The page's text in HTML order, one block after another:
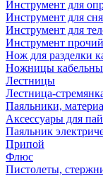
Инструмент для
Инструмент для
Инструмент для
Инструмент прочий
Нож для разделки
Ножницы
Лестницы
Лестница-
Паяльники,
Аксессуары для
Паяльник
Припой
Флюс
Пистолеты,